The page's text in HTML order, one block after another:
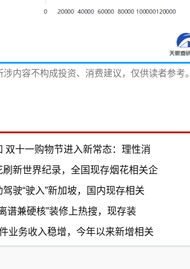
内容不构成投资、消费建议，仅供读者参考。
双十一购物节进入新常态：理性消
刷新世界纪录，全国现存烟花相关企
驾驶“驶入”新加坡，国内现存相关
谱兼硬核”装修上热搜，现存装
业务收入稳增，今年以来新增相关